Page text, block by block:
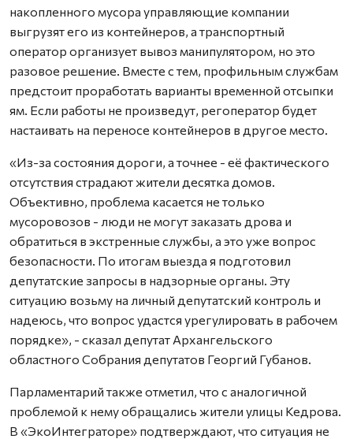
накопленного мусора управляющие компании
выгрузят его из контейнеров, а транспортный
оператор организует вывоз манипулятором, но это
разовое решение. Вместе с тем, профильным службам
предстоит проработать варианты временной отсыпки
ям. Если работы не произведут, регоператор будет
настаивать на переносе контейнеров в другое место.
«Из-за состояния дороги, а точнее - её фактического
отсутствия страдают жители десятка домов.
Объективно, проблема касается не только
мусоровозов - люди не могут заказать дрова и
обратиться в экстренные службы, а это уже вопрос
безопасности. По итогам выезда я подготовил
депутатские запросы в надзорные органы. Эту
ситуацию возьму на личный депутатский контроль и
надеюсь, что вопрос удастся урегулировать в рабочем
порядке», - сказал депутат Архангельского
областного Собрания депутатов Георгий Губанов.
Парламентарий также отметил, что с аналогичной
проблемой к нему обращались жители улицы Кедрова.
В «ЭкоИнтеграторе» подтверждают, что ситуация не